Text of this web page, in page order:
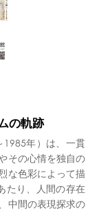
の軌跡
1985年）は、一貫
その心情を独自の
な色彩によって描
たり、人間の存在
中間の表現探求の